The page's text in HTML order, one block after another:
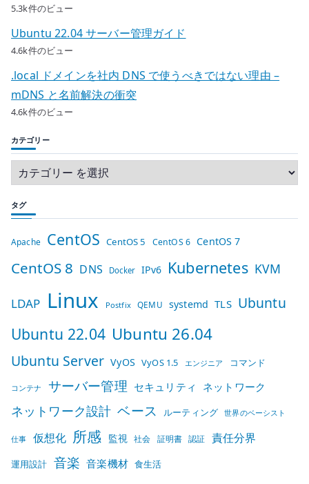
5.3k件のビュー
Ubuntu 22.04 サーバー管理ガイド
4.6k件のビュー
.local ドメインを社内 DNS で使うべきではない理由 –
mDNS と名前解決の衝突
4.6k件のビュー
カテゴリー
タグ
Apache CentOS CentOS 5 CentOS 6 CentOS 7
CentOS 8 DNS Docker IPv6 Kubernetes KVM
LDAP Linux Postfix QEMU systemd TLS Ubuntu
Ubuntu 22.04 Ubuntu 26.04
Ubuntu Server VyOS VyOS 1.5 エンジニア コマンド
コンテナ サーバー管理 セキュリティ ネットワーク
ネットワーク設計 ベース ルーティング 世界のベーシスト
仕事 仮想化 所感 監視 社会 証明書 認証 責任分界
運用設計 音楽 音楽機材 食生活